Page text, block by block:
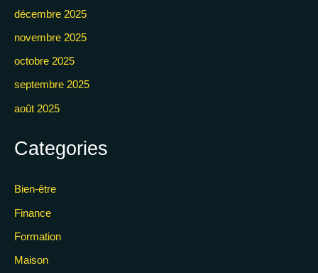
décembre 2025
novembre 2025
octobre 2025
septembre 2025
août 2025
Categories
Bien-être
Finance
Formation
Maison